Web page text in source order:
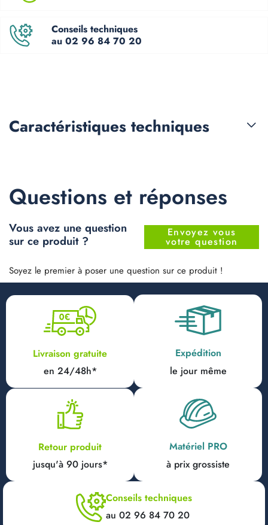
Conseils techniques
au 02 96 84 70 20
Caractéristiques techniques
Questions et réponses
Vous avez une question
sur ce produit ?
Envoyez vous
votre question
Soyez le premier à poser une question sur ce produit !
Livraison gratuite
en 24/48h*
Expédition
le jour même
Retour produit
jusqu'à 90 jours*
Matériel PRO
à prix grossiste
Conseils techniques
au 02 96 84 70 20